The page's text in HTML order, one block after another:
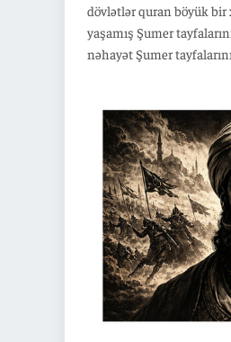
dövlətlər quran böyük bir
yaşamış Şumer
nəhayət Şumer
nümunələri türklərin
göstərir. Şəhər
Bozqır deyə
də türk tarixinin bir